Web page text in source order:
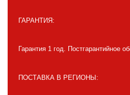
ГАРАНТИЯ:
Гарантия 1 год. Постгарантийное
ПОСТАВКА В РЕГИОНЫ: